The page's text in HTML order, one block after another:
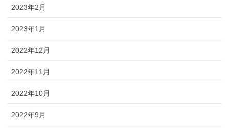
2023年2月
2023年1月
2022年12月
2022年11月
2022年10月
2022年9月